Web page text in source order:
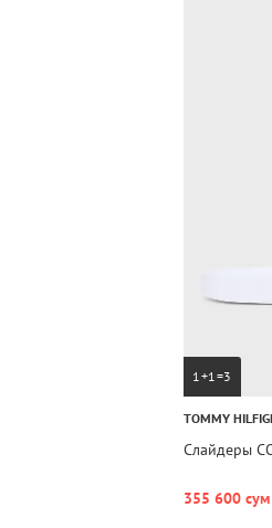
1+1=3
TOMMY
Слайдеры
355 600 сум